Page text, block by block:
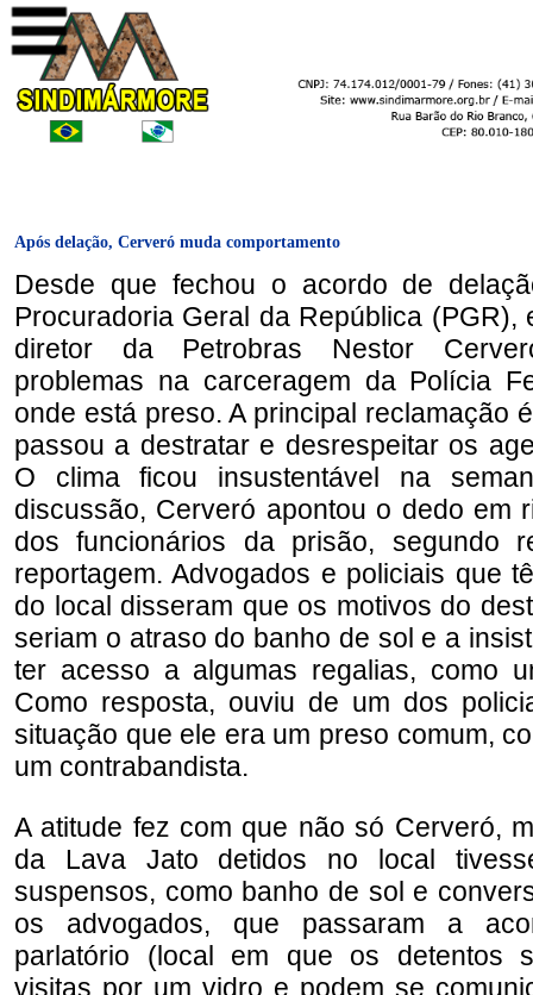
Após delação, Cerveró muda comportamento